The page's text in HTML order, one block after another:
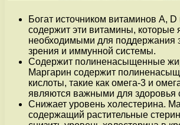
Богат источником витаминов A,
содержит эти витамины, которые
необходимыми для поддержания
зрения и иммунной системы.
Содержит полиненасыщенные
Маргарин содержит
кислоты, такие как омега-3 и
являются важными для здоровья
Снижает уровень холестерина.
содержащий растительные